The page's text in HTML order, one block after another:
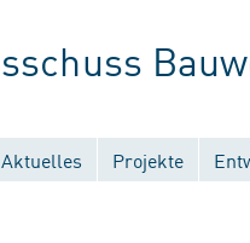
Aktuelles Projekte